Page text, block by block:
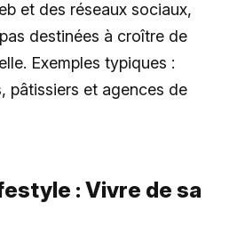
et des réseaux sociaux,
destinées à croître de
Exemples typiques :
pâtissiers et agences de
: Vivre de sa